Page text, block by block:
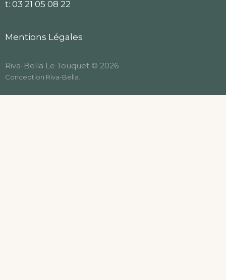
t: 03 21 05 08 22
Mentions Légales
Riva-Bella Le Touquet © 2026
Conception Riva-Bella